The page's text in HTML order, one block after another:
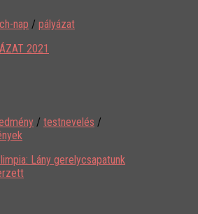
nap / pályázat
2021
/ testnevelés /
Lány gerelycsapatunk